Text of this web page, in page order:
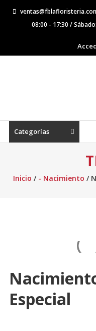
contenido
08:00 - 17:30 /
Categorías
Inicio / - Nacimiento /
Especial